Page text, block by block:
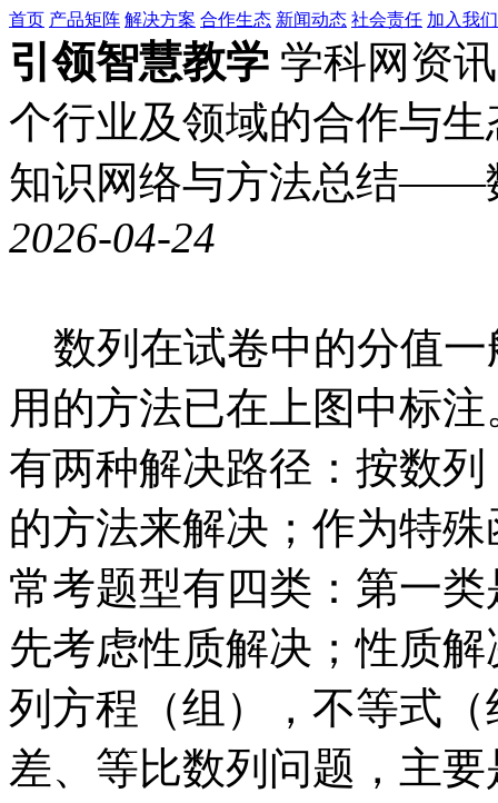
首页 产品矩阵 解决方案 合作生态 新闻动态 社会责任 加入我们
引领智慧教学 学科网资
个行业及领域的合作与生
知识网络与方法总结——
2026-04-24
数列在试卷中的分值
用的方法已在上图中标
有两种解决路径：按数
的方法来解决；作为特
常考题型有四类：第一
先考虑性质解决；性质
列方程（组），不等式
差、等比数列问题，主